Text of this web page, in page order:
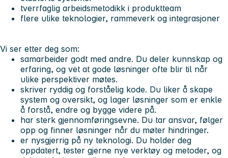
tverrfaglig arbeidsmetodikk i produktteam
flere ulike teknologier, rammeverk og integrasjoner
Vi ser etter deg som:
samarbeider godt med andre. Du deler kunnskap og
erfaring, og vet at gode løsninger ofte blir til når
ulike perspektiver møtes.
skriver ryddig og forståelig kode. Du liker å skape
system og oversikt, og lager løsninger som er enkle
å forstå, endre og bygge videre på.
har sterk gjennomføringsevne. Du tar ansvar, følger
opp og finner løsninger når du møter hindringer.
er nysgjerrig på ny teknologi. Du holder deg
oppdatert, tester gjerne nye verktøy og metoder, og